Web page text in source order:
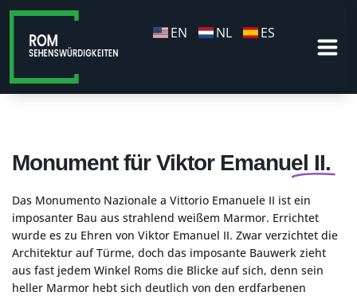
EN NL ES
Monument für Viktor Emanuel II.
Das Monumento Nazionale a Vittorio Emanuele II ist ein
imposanter Bau aus strahlend weißem Marmor. Errichtet
wurde es zu Ehren von Viktor Emanuel II. Zwar verzichtet die
Architektur auf Türme, doch das imposante Bauwerk zieht
aus fast jedem Winkel Roms die Blicke auf sich, denn sein
heller Marmor hebt sich deutlich von den erdfarbenen